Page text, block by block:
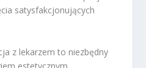
satysfakcjonujących
z lekarzem to niezbędny